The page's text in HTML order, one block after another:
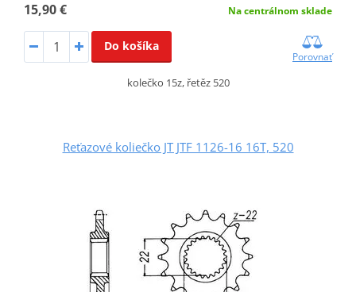
15,90 € Na centrálnom sklade
Do košíka
Porovnať
kolečko 15z, řetěz 520
Reťazové koliečko JT JTF 1126-16 16T, 520